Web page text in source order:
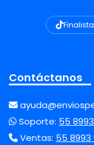
Contáctanos
Soporte: 55
Ventas: 55 8993